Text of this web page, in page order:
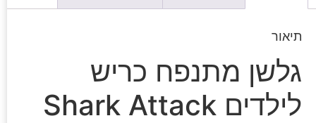
תיאור
גלשן מתנפח כריש
לילדים Shark Attack